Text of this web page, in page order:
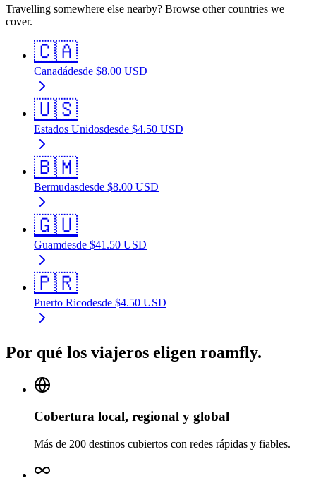
Travelling somewhere else nearby? Browse other countries we
cover.
🇨🇦
Canadádesde $8.00 USD
🇺🇸
Estados Unidosdesde $4.50 USD
🇧🇲
Bermudasdesde $8.00 USD
🇬🇺
Guamdesde $41.50 USD
🇵🇷
Puerto Ricodesde $4.50 USD
Por qué los viajeros eligen roamfly.
Cobertura local, regional y global
Más de 200 destinos cubiertos con redes rápidas y fiables.